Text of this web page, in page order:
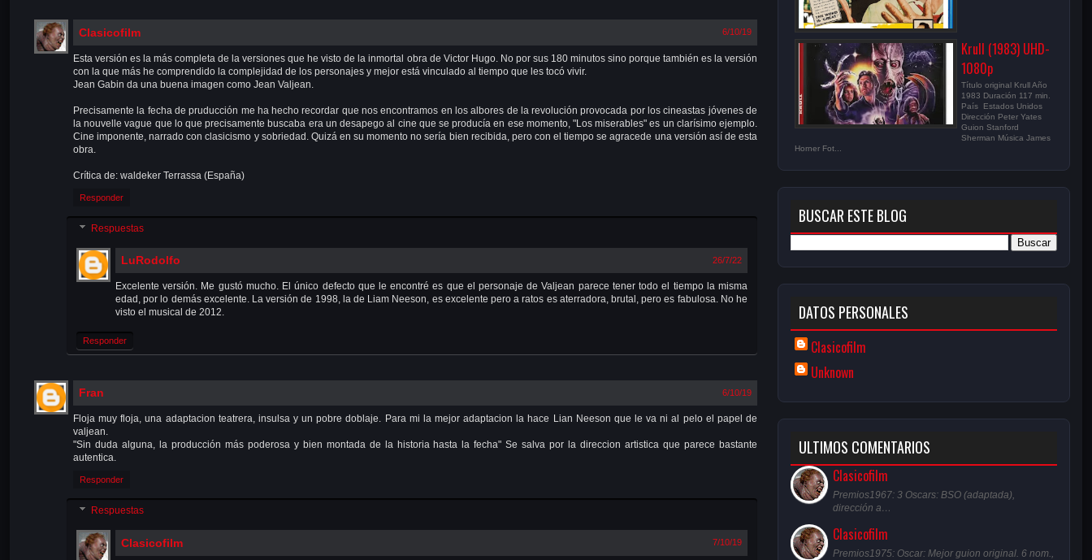
Clasicofilm 6/10/19
Esta versión es la más completa de la versiones que he visto de la inmortal obra de Victor Hugo. No por sus 180 minutos sino porque también es la versión
con la que más he comprendido la complejidad de los personajes y mejor está vinculado al tiempo que les tocó vivir.
Jean Gabin da una buena imagen como Jean Valjean.
Precisamente la fecha de pruducción me ha hecho recordar que nos encontramos en los albores de la revolución provocada por los cineastas jóvenes de
la nouvelle vague que lo que precisamente buscaba era un desapego al cine que se producía en ese momento, "Los miserables" es un clarísimo ejemplo.
Cine imponente, narrado con clasicismo y sobriedad. Quizá en su momento no sería bien recibida, pero con el tiempo se agracede una versión así de esta
obra.
Crítica de: waldeker Terrassa (España)
Responder
Respuestas
LuRodolfo 26/7/22
Excelente versión. Me gustó mucho. El único defecto que le encontré es que el personaje de Valjean parece tener todo el tiempo la misma
edad, por lo demás excelente. La versión de 1998, la de Liam Neeson, es excelente pero a ratos es aterradora, brutal, pero es fabulosa. No he
visto el musical de 2012.
Responder
Fran 6/10/19
Floja muy floja, una adaptacion teatrera, insulsa y un pobre doblaje. Para mi la mejor adaptacion la hace Lian Neeson que le va ni al pelo el papel de
valjean.
"Sin duda alguna, la producción más poderosa y bien montada de la historia hasta la fecha" Se salva por la direccion artistica que parece bastante
autentica.
Responder
Respuestas
Clasicofilm 7/10/19
Krull (1983) UHD-
1080p
Título original Krull Año
1983 Duración 117 min.
País Estados Unidos
Dirección Peter Yates
Guion Stanford
Sherman Música James
Horner Fot...
BUSCAR ESTE BLOG
DATOS PERSONALES
Clasicofilm
Unknown
ULTIMOS COMENTARIOS
Clasicofilm
Premios1967: 3 Oscars: BSO (adaptada),
dirección a…
Clasicofilm
Premios1975: Oscar: Mejor guion original. 6 nom.,